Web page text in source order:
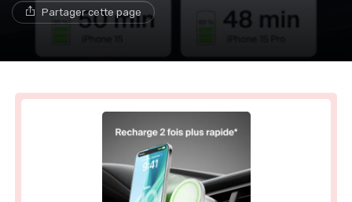
Partager cette page